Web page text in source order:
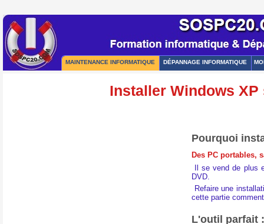
MAINTENANCE INFORMATIQUE DÉPANNAGE INFORMATIQUE
Installer Windows XP
Pourquoi
Des PC portables,
Il se vend de plus
DVD.
Refaire une
cette partie
L'outil parfait